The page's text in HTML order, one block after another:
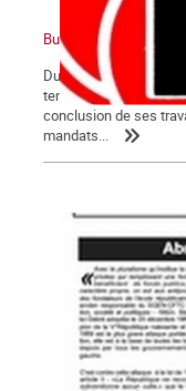
Burkini ou le fond de
Du 23 au 26 août, la
tenu son Congrès
conclusion de ses
mandats...